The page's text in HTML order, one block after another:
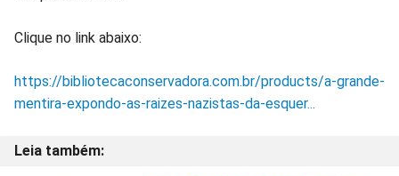
Clique no link abaixo:
https://bibliotecaconservadora.com.br/products/a-grande-
mentira-expondo-as-raizes-nazistas-da-esquer...